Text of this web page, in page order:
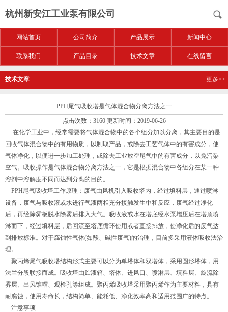
杭州新安江工业泵有限公司
网站首页 公司简介 产品展示 新闻中心
联系我们 产品目录 技术文章 在线留言
技术文章 更多>>
PPH尾气吸收塔是气体混合物分离方法之一
点击次数：3160 更新时间：2019-06-26
在化学工业中，经常需要将气体混合物中的各个组分加以分离，其主要目的是
回收气体混合物中的有用物质，以制取产品，或除去工艺气体中的有害成分，使
气体净化，以便进一步加工处理，或除去工业放空尾气中的有害成分，以免污染
空气。吸收操作是气体混合物分离方法之一，它是根据混合物中各组分在某一种
溶剂中溶解度不同而达到分离的目的。
PPH尾气吸收塔工作原理：废气由风机引入吸收塔内，经过填料层，通过喷淋
设备，废气与吸收液或水进行气液两相充分接触发生中和反应，废气经过净化
后，再经除雾板脱水除雾后排入大气。吸收液或水在塔底经水泵增压后在塔顶喷
淋而下，经过填料层，后回流至塔底循环使用或者直接排放，使净化后的废气达
到排放标准。对于腐蚀性气体(如酸、碱性废气)的治理，目前多采用液体吸收法治
理。
聚丙烯尾气吸收塔结构形式主要可以分为单塔体和双塔体，采用圆形塔体，用
法兰分段联接而成。吸收塔由贮液箱、塔体、进风口、喷淋层、填料层、旋流除
雾层、出风锥帽、观检孔等组成。聚丙烯吸收塔采用聚丙烯作为主要材料，具有
耐腐蚀，使用寿命长，结构简单、能耗低、净化效率高和适用范围广的特点。
注意事项